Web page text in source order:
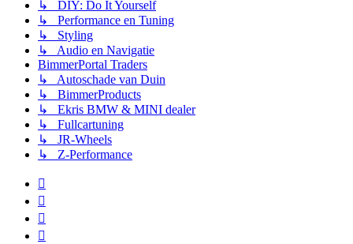
↳ DIY: Do It Yourself
↳ Performance en Tuning
↳ Styling
↳ Audio en Navigatie
BimmerPortal Traders
↳ Autoschade van Duin
↳ BimmerProducts
↳ Ekris BMW & MINI dealer
↳ Fullcartuning
↳ JR-Wheels
↳ Z-Performance